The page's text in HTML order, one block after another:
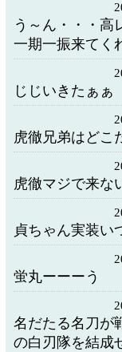
う～ん・・・高
一期一振来てく
じじいきたぁぁ
虎徹兄弟はどこ
虎徹マジで来な
貞ちゃん実装
蛍丸ーーーう
名だたる名刀が
の白刃隊を結成